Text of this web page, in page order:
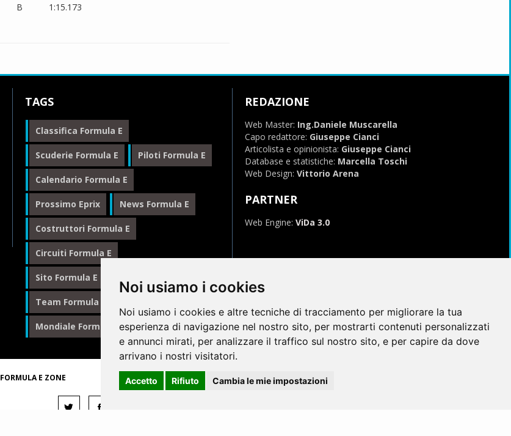
Noi usiamo i cookies
Noi usiamo i cookies e altre tecniche di tracciamento per migliorare la tua
esperienza di navigazione nel nostro sito, per mostrarti contenuti personalizzati
e annunci mirati, per analizzare il traffico sul nostro sito, e per capire da dove
arrivano i nostri visitatori.
Accetto Rifiuto Cambia le mie impostazioni
B 1:15.173
TAGS
Classifica Formula E
Scuderie Formula E Piloti Formula E
Calendario Formula E
Prossimo Eprix News Formula E
Costruttori Formula E
Circuiti Formula E
Sito Formula E Italiano
Team Formula E
Mondiale Formula E Formula E
REDAZIONE
Web Master: Ing.Daniele Muscarella
Capo redattore: Giuseppe Cianci
Articolista e opinionista: Giuseppe Cianci
Database e statistiche: Marcella Toschi
Web Design: Vittorio Arena
PARTNER
Web Engine: ViDa 3.0
FORMULA E ZONE © 1996-2026, tutti i marchi appartengono ai rispettivi proprietari